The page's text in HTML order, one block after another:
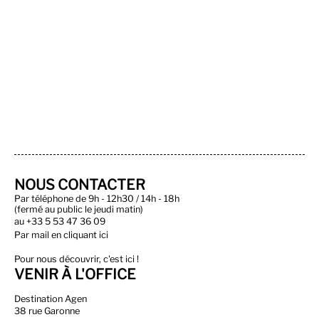
NOUS CONTACTER
Par téléphone de 9h - 12h30 / 14h - 18h
(fermé au public le jeudi matin)
au +33 5 53 47 36 09
Par mail en cliquant ici
Pour nous découvrir, c'est ici !
VENIR À L'OFFICE
Destination Agen
38 rue Garonne